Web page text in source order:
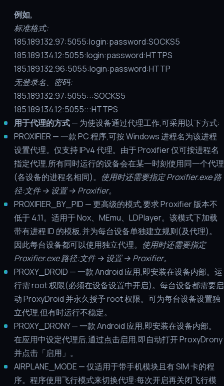
例如,
标准格式:
185.189.132.97:5055:login:password:SOCKS5
185.189.134.12:5055:login:password:HTTPS
185.189.132.96:5055:login:password:HTTP
无登录名、密码:
185.189.132.97:5055:::SOCKS5
185.189.134.12:5055:::HTTPS
用于代理的方式— 为使设备通过代理工作,可采用以下方式:
PROXIFIER — 一款 PC 程序,可按 Windows 进程名为该进程
设置代理。仅支持 IPv4 代理。由于 Proxifier 仅可按进程名
指定代理,所有同时运行的设备会在某一时刻使用同一个代理
(各设备的进程名相同)。 使用时还需要指定 Proxifier.exe 路
径:文件 → 设置 → Proxifier。
PROXIFIER_BY_PID — 更高级的模式,要求 Proxifier 版本不
低于 4.11。适用于 Nox、MEmu、LDPlayer。该模式下加载
带有进程 ID 的模板,并为每台设备单独建立规则(及代理)。
因此每台设备都可以使用独立代理。 使用时还需要指定
Proxifier.exe 路径:文件 → 设置 → Proxifier。
PROXY_DROID — 一款 Android 应用,即安装在设备内部。运
行需 root 权限(必须在设备设置中开启)。每台设备都需要启
动 ProxyDroid 并永久授予 root 权限。可为每台设备设置独
立代理,但有时运行不稳定。
PROXY_DRONY — 一款 Android 应用,即安装在设备内部。
在应用中设定代理后,通过点击启用,即自动打开 ProxyDrony
并点击「启用」。
AIRPLANE_MODE — 仅适用于带手机模块且有 SIM 卡的程
序。程序使用飞行模式来切换代理:每次开启再关闭飞行模